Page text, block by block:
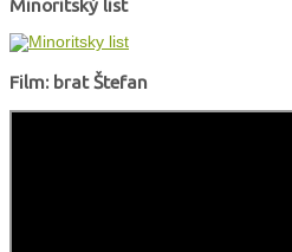
Film: brat Štefan